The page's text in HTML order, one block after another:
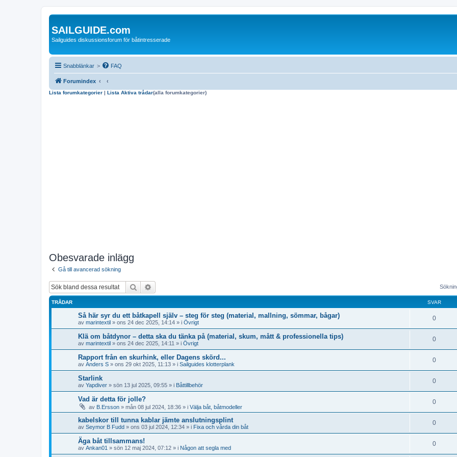
SAILGUIDE.com
Sailguides diskussionsforum för båtintresserade
Snabblänkar > FAQ
Forumindex
Lista forumkategorier | Lista Aktiva trådar(alla forumkategorier)
Obesvarade inlägg
Gå till avancerad sökning
Sök
TRÅDAR SVAR
Så här syr du ett båtkapell själv – steg för steg (material, mallning, sömmar, bågar)
av marintextil » ons 24 dec 2025, 14:14 » i Övrigt
0
Klä om båtdynor – detta ska du tänka på (material, skum, mått & professionella tips)
av marintextil » ons 24 dec 2025, 14:11 » i Övrigt
0
Rapport från en skurhink, eller Dagens skörd...
av Anders S » ons 29 okt 2025, 11:13 » i Sailguides klotterplank
0
Starlink
av Yapdiver » sön 13 jul 2025, 09:55 » i Båttillbehör
0
Vad är detta för jolle?
av B.Ersson » mån 08 jul 2024, 18:36 » i Välja båt, båtmodeller
0
kabelskor till tunna kablar jämte anslutningsplint
av Seymor B Fudd » ons 03 jul 2024, 12:34 » i Fixa och vårda din båt
0
Äga båt tillsammans!
av Ankan01 » sön 12 maj 2024, 07:12 » i Någon att segla med
0